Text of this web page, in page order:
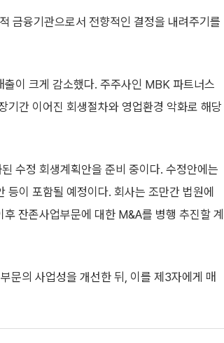
금융기관으로서 전향적인 결정을 내려주기를
이 크게 감소했다. 주주사인 MBK 파트너스
기간 이어진 회생절차와 영업환경 악화로 해당
수정 회생계획안을 준비 중이다. 수정안에는
이 포함될 예정이다. 회사는 조만간 법원에
잔존사업부문에 대한 M&A를 병행 추진할 계
문의 사업성을 개선한 뒤, 이를 제3자에게 매